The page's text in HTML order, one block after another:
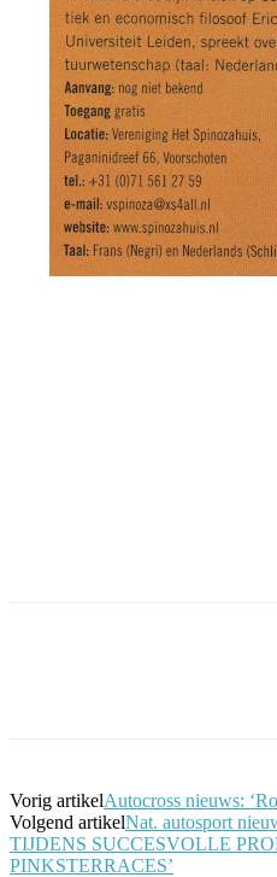
Vorig artikelAutocross nieuws:
Volgend artikelNat. autosport
TIJDENS SUCCESVOLLE
PINKSTERRACES’